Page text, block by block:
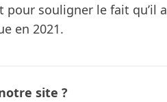
pour souligner le fait qu’il a
en 2021.
site ?